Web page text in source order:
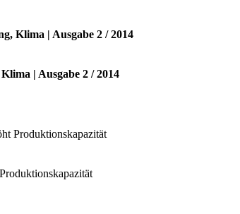
Klima | Ausgabe 2 / 2014
| Ausgabe 2 / 2014
Produktionskapazität